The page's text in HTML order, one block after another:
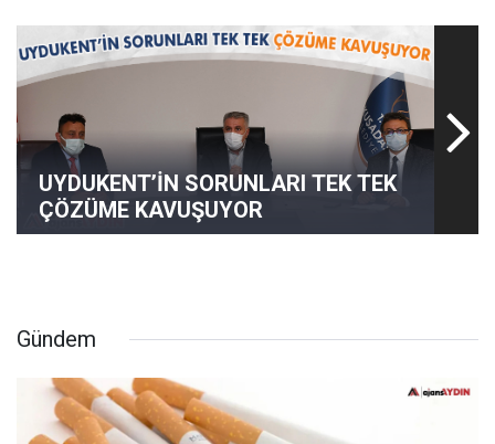
UYDUKENT’İN SORUNLARI TEK TEK
ÇÖZÜME KAVUŞUYOR
Gündem